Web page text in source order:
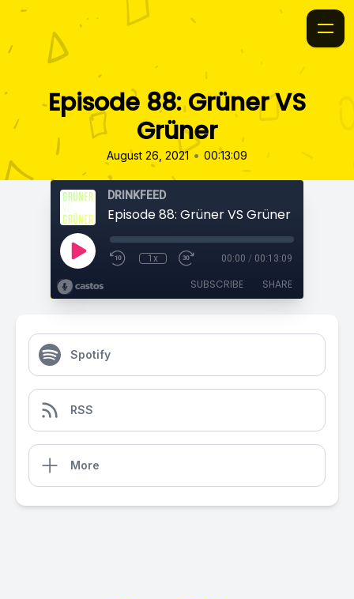
Episode 88: Grüner VS
Grüner
August 26, 2021 • 00:13:09
DRINKFEED
Episode 88: Grüner VS Grüner
1x 00:00 / 00:13:09
SUBSCRIBE SHARE
Spotify
RSS
More